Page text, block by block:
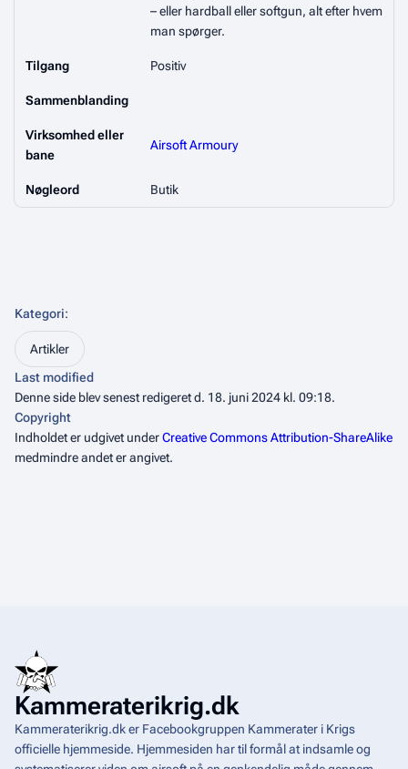
– eller hardball eller softgun, alt efter hvem
man spørger.
Tilgang Positiv
Sammenblanding
Virksomhed eller
bane
Airsoft Armoury
Nøgleord Butik
Kategori:
Artikler
Last modified
Denne side blev senest redigeret d. 18. juni 2024 kl. 09:18.
Copyright
Indholdet er udgivet underCreative Commons Attribution-ShareAlike
medmindre andet er angivet.
Kammeraterikrig.dk
Kammeraterikrig.dk er Facebookgruppen Kammerater i Krigs
officielle hjemmeside. Hjemmesiden har til formål at indsamle og